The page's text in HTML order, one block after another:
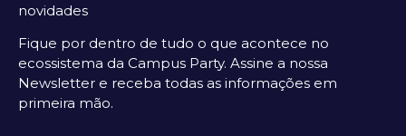
novidades
Fique por dentro de tudo o que acontece no
ecossistema da Campus Party. Assine a nossa
Newsletter e receba todas as informações em
primeira mão.